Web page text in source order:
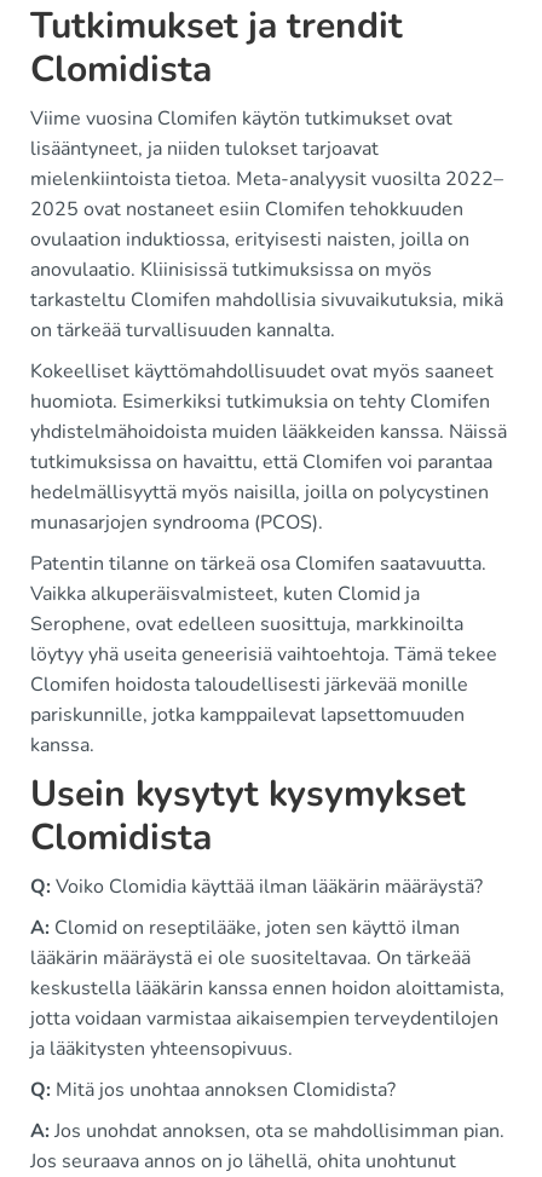
Tutkimukset ja trendit
Clomidista
Viime vuosina Clomifen käytön tutkimukset ovat
lisääntyneet, ja niiden tulokset tarjoavat
mielenkiintoista tietoa. Meta-analyysit vuosilta 2022–
2025 ovat nostaneet esiin Clomifen tehokkuuden
ovulaation induktiossa, erityisesti naisten, joilla on
anovulaatio. Kliinisissä tutkimuksissa on myös
tarkasteltu Clomifen mahdollisia sivuvaikutuksia, mikä
on tärkeää turvallisuuden kannalta.
Kokeelliset käyttömahdollisuudet ovat myös saaneet
huomiota. Esimerkiksi tutkimuksia on tehty Clomifen
yhdistelmähoidoista muiden lääkkeiden kanssa. Näissä
tutkimuksissa on havaittu, että Clomifen voi parantaa
hedelmällisyyttä myös naisilla, joilla on polycystinen
munasarjojen syndrooma (PCOS).
Patentin tilanne on tärkeä osa Clomifen saatavuutta.
Vaikka alkuperäisvalmisteet, kuten Clomid ja
Serophene, ovat edelleen suosittuja, markkinoilta
löytyy yhä useita geneerisiä vaihtoehtoja. Tämä tekee
Clomifen hoidosta taloudellisesti järkevää monille
pariskunnille, jotka kamppailevat lapsettomuuden
kanssa.
Usein kysytyt kysymykset
Clomidista
Q:Voiko Clomidia käyttää ilman lääkärin määräystä?
A: Clomid on reseptilääke, joten sen käyttö ilman
lääkärin määräystä ei ole suositeltavaa. On tärkeää
keskustella lääkärin kanssa ennen hoidon aloittamista,
jotta voidaan varmistaa aikaisempien terveydentilojen
ja lääkitysten yhteensopivuus.
Q: Mitä jos unohtaa annoksen Clomidista?
A:Jos unohdat annoksen, ota se mahdollisimman pian.
Jos seuraava annos on jo lähellä, ohita unohtunut